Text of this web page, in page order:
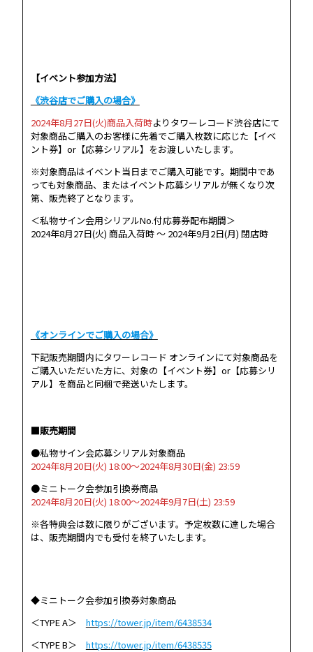
【イベント参加方法】
《渋谷店でご購入の場合》
2024年8月27日(火)商品入荷時よりタワーレコード渋谷店にて
対象商品ご購入のお客様に先着でご購入枚数に応じた【イベ
ント券】or【応募シリアル】をお渡しいたします。
※対象商品はイベント当日までご購入可能です。期間中であ
っても対象商品、またはイベント応募シリアルが無くなり次
第、販売終了となります。
＜私物サイン会用シリアルNo.付応募券配布期間＞
2024年8月27日(火) 商品入荷時 ～ 2024年9月2日(月) 閉店時
《オンラインでご購入の場合》
下記販売期間内にタワーレコード オンラインにて対象商品を
ご購入いただいた方に、対象の【イベント券】or【応募シリ
アル】を商品と同梱で発送いたします。
■販売期間
●私物サイン会応募シリアル対象商品
2024年8月20日(火) 18:00～2024年8月30日(金) 23:59
●ミニトーク会参加引換券商品
2024年8月20日(火) 18:00～2024年9月7日(土) 23:59
※各特典会は数に限りがございます。予定枚数に達した場合
は、販売期間内でも受付を終了いたします。
◆ミニトーク会参加引換券対象商品
＜TYPE A＞ https://tower.jp/item/6438534
＜TYPE B＞ https://tower.jp/item/6438535